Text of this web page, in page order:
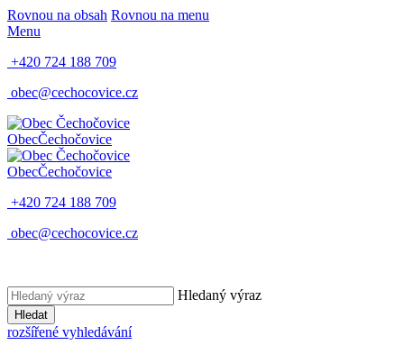
Rovnou na obsah Rovnou na menu
Menu
+420 724 188 709
obec@cechocovice.cz
ObecČechočovice
ObecČechočovice
+420 724 188 709
obec@cechocovice.cz
Hledaný výraz
Hledat
rozšířené vyhledávání